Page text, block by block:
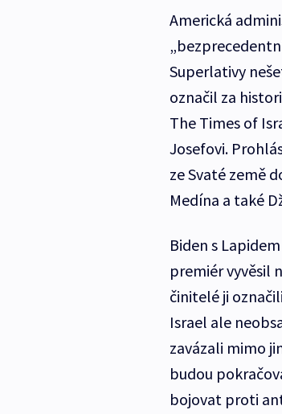
Americká
Superlativy
označil za
The Times of
Josefovi.
ze Svaté země
Medína a také
Biden s
premiér vyvěsil
činitelé ji
Israel ale
zavázali mimo
budou
bojovat proti